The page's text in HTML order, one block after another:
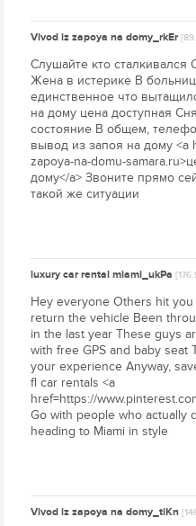
Vivod iz zapoya na domy_rkEr
Слушайте кто
Жена в истерике В
единственное что
на дому цена доступная
состояние В общем,
вывод из запоя на дому <a
zapoya-na-domu-
дому</a> Звоните прямо
такой же ситуации
luxury car rental miami_ukPa
Hey everyone Others hit
return the vehicle Been
in the last year These guys
with free GPS and baby seat
your experience Anyway,
fl car rentals <a
href=https://
Go with people who actually
heading to Miami in style
Vivod iz zapoya na domy_tiKn